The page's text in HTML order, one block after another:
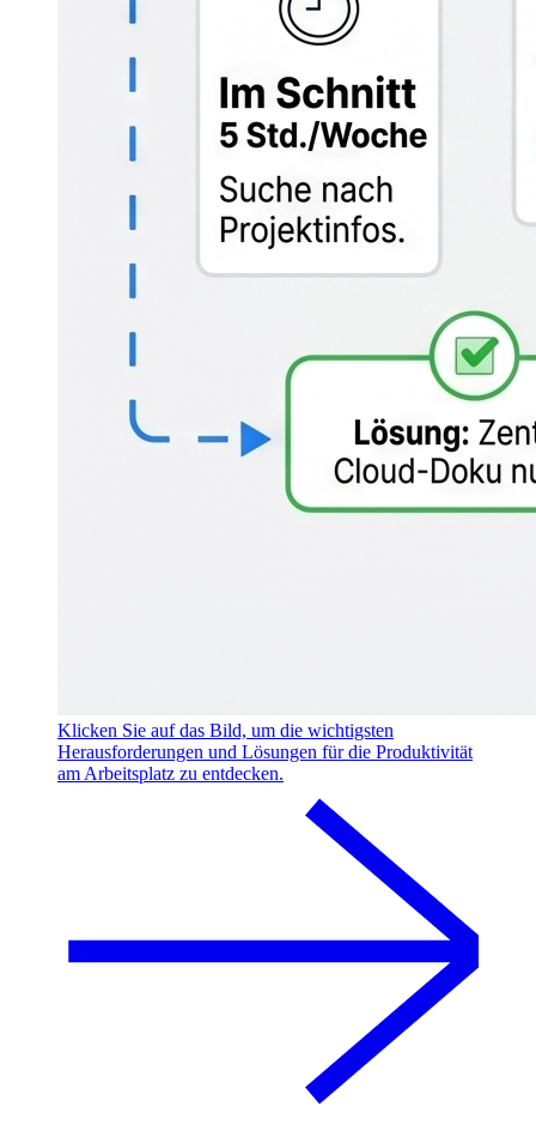
Klicken Sie auf das Bild, um die wichtigsten
Herausforderungen und Lösungen für die Produktivität
am Arbeitsplatz zu entdecken.